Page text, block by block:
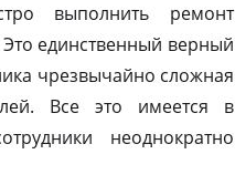
выполнить ремонт
единственный верный
чрезвычайно сложная
Все это имеется в
неоднократно